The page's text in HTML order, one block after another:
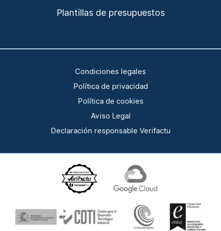
Plantillas de presupuestos
Condiciones legales
Política de privacidad
Política de cookies
Aviso Legal
Declaración responsable Verifactu